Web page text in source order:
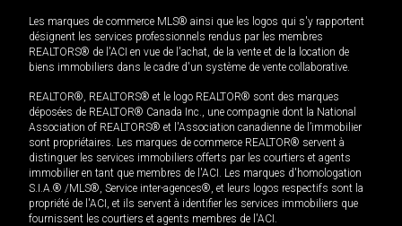
Les marques de commerce MLS® ainsi que les logos qui s'y rapportent
désignent les services professionnels rendus par les membres
REALTORS® de l'ACI en vue de l'achat, de la vente et de la location de
biens immobiliers dans le cadre d'un système de vente collaborative.
REALTOR®, REALTORS® et le logo REALTOR® sont des marques
déposées de REALTOR® Canada Inc., une compagnie dont la National
Association of REALTORS® et l'Association canadienne de l’immobilier
sont propriétaires. Les marques de commerce REALTOR® servent à
distinguer les services immobiliers offerts par les courtiers et agents
immobilier en tant que membres de l'ACI. Les marques d'homologation
S.I.A.® /MLS®, Service inter-agences®, et leurs logos respectifs sont la
propriété de l'ACI, et ils servent à identifier les services immobiliers que
fournissent les courtiers et agents membres de l'ACI.